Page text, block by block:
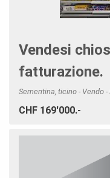
Vendesi
fatturazione.
Sementina, ticino - Vendo
CHF 169'000.-